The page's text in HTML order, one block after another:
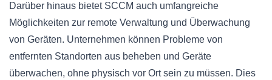
Darüber hinaus bietet SCCM auch umfangreiche
Möglichkeiten zur remote Verwaltung und Überwachung
von Geräten. Unternehmen können Probleme von
entfernten Standorten aus beheben und Geräte
überwachen, ohne physisch vor Ort sein zu müssen. Dies